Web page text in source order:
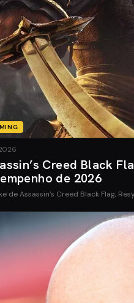
Creed Black
de 2026
de Assassin’s Creed Black Flag,